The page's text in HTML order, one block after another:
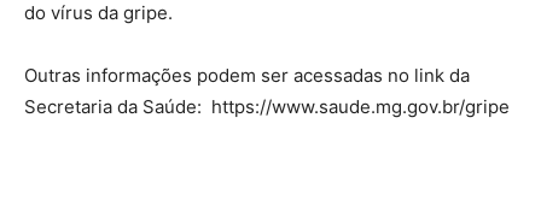
do vírus da gripe.
Outras informações podem ser acessadas no link da
Secretaria da Saúde: https://www.saude.mg.gov.br/gripe